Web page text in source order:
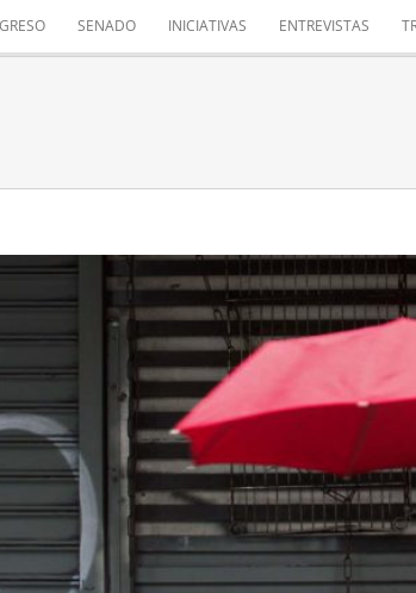
SENADO INICIATIVAS ENTREVISTAS
DESTRUCCIÓN DEL TEJIDO EMPRESARIAL
Merece comentario